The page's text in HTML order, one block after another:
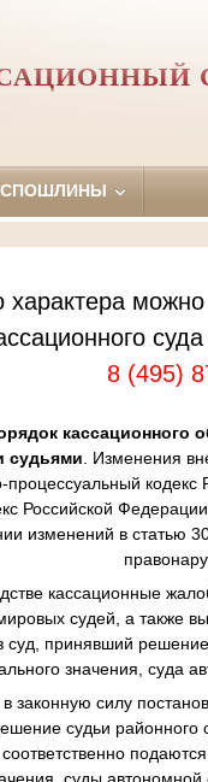
характера
8 (495)
кассационного
судьями. Изменения
процессуальный
Российской
изменений в статью
кассационные
судей, а также
принявший
значения, суда
законную силу
судьи